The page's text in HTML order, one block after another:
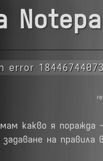
error
какво я поражда
на правила